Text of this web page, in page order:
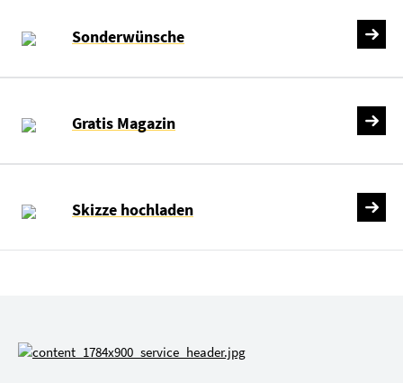
Sonderwünsche
Gratis Magazin
Skizze hochladen